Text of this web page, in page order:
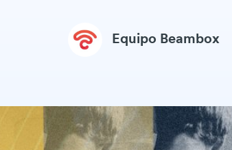
Equipo Beambox